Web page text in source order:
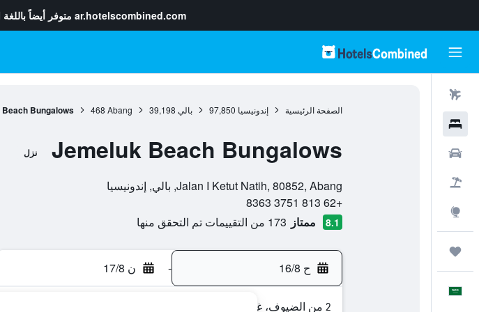
ar.hotelscombined.com متوفر أيضاً باللغة
الصفحة الرئيسية إندونيسيا 97,850 بالي 39,198
Abang
468
Bungalows
Jemeluk Beach Bungalows نزل
Jalan I Ketut Natih, 80852, Abang, بالي, إندونيسيا
+62 813 3751 8363
8.1 ممتاز 173 من التقييمات تم التحقق منها
ح 16/8 - ن 17/8
2 من الضيوف، غرفة واحدة